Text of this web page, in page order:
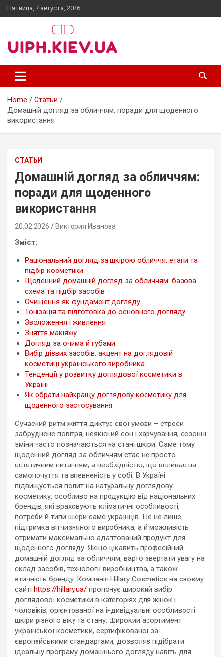
Skip
to
Пятница, 7 августа, 2026
uiph.kiev.ua
Home
Статьи
Домашній догляд за обличчям: поради для щоденного
використання
СТАТЬИ
Домашній догляд за обличчям:
поради для щоденного
використання
20.02.2026 Виктория Иванова
Зміст:
Раціональний догляд за шкірою обличчя: етапи та
підбір косметики
Щоденний домашній догляд за обличчям: базова
схема та підбір засобів
Очищення як фундамент догляду
Тонізація та підготовка до основного догляду
Зволоження і живлення
Зняття макіяжу
Догляд за очима й губами
Вибір дієвих засобів: акцент на доглядовій
косметиці українського виробника
Тенденції у розвитку доглядової косметики в
Україні
Як обрати найкращу доглядову косметику для
щоденного застосування
Сучасний ритм життя диктує свої умови – стреси,
забруднене повітря, неякісний сон і харчування, сезонні
зміни часто позначаються на стані шкіри. Саме тому
щоденний догляд за обличчям стає не просто
естетичним питанням, а необхідністю, що впливає на
самопочуття та впевненість у собі. В Україні
підвищується попит на натуральну доглядову
косметику, особливо на продукцію від національних
брендів, які враховують кліматичні особливості,
потреби й типи шкіри саме українців. Це не лише
підтримка вітчизняного виробника, а й можливість
отримати максимально адаптований продукт для
щоденного догляду. Якщо цікавить професійний
домашній догляд за обличчям, варто звертати увагу на
склад засобів, технології виробництва, а також
етичність бренду. Компанія Hillary Cosmetics на своєму
сайті https://hillary.ua/ пропонує широкий вибір
доглядової косметики в категоріях для жінок і
чоловіків, орієнтованої на індивідуальні особливості
шкіри різного віку та стану. Широкий асортимент
української косметики, сертифікованої за
європейськими стандартами, дозволяє підібрати
ідеальну програму домашнього догляду навіть для